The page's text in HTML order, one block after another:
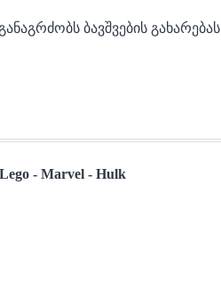
ბავშვების
Lego - Marvel - Hulk